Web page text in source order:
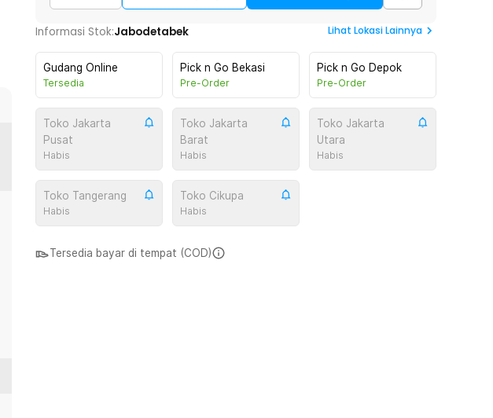
Informasi Stok:Jabodetabek Lihat Lokasi Lainnya
Gudang Online
Tersedia
Pick n Go Bekasi
Pre-Order
Pick n Go Depok
Pre-Order
Toko Jakarta
Pusat
Habis
Toko Jakarta
Barat
Habis
Toko Jakarta
Utara
Habis
Toko Tangerang
Habis
Toko Cikupa
Habis
Tersedia bayar di tempat (COD)